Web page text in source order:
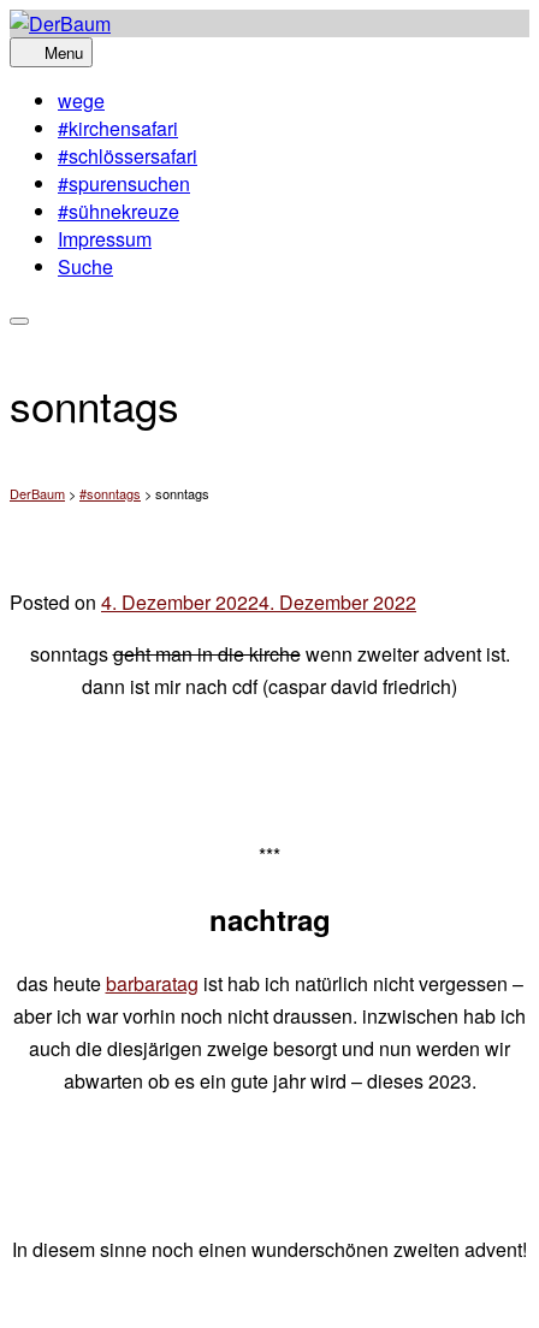
Skip
to
Menu
wege
#kirchensafari
#schlössersafari
#spurensuchen
#sühnekreuze
Impressum
Suche
sonntags
DerBaum > #sonntags > sonntags
Posted on 4. Dezember 20224. Dezember 2022
chef
sonntagsgeht man in die kirchewenn zweiter advent ist.
dann ist mir nach cdf (caspar david friedrich)
***
nachtrag
das heutebarbaratag ist hab ich natürlich nicht vergessen –
aber ich war vorhin noch nicht draussen. inzwischen hab ich
auch die diesjärigen zweige besorgt und nun werden wir
abwarten ob es ein gute jahr wird – dieses 2023.
In diesem sinne noch einen wunderschönen zweiten advent!